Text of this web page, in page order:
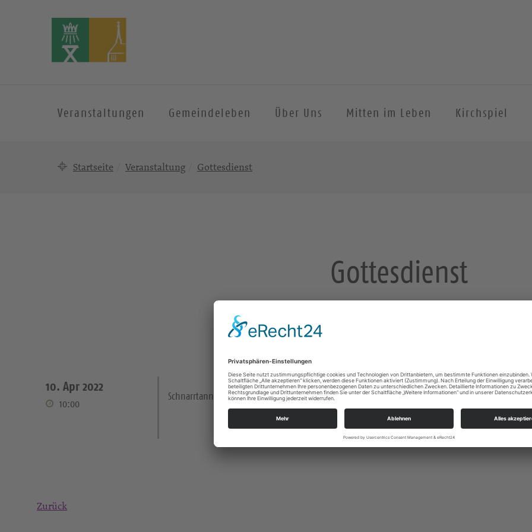
Veranstaltungen Gemeindeleben Über Uns Mitten im Leben Kirchspiel
Startseite Veranstaltung Gottesdienst
Gottesdienst
10. Apr 2022
10:00
Schnarrtanne Paul-Gerhardt-Kirche
Zurück